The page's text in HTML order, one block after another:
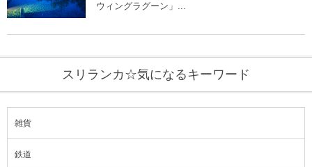
ウィングラグーン」...
スリランカ☆気になるキーワード
雑貨
鉄道